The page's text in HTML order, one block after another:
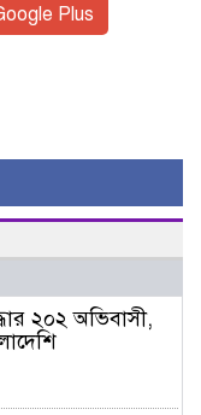
Plus
২০২ অভিবাসী,